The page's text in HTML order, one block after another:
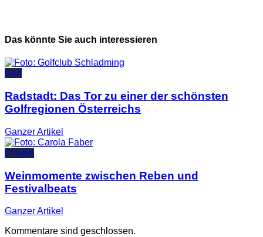
Das könnte Sie auch interessieren
Golf
Radstadt: Das Tor zu einer der schönsten
Golfregionen Österreichs
GanzerArtikel
Foodie
Weinmomente zwischen Reben und
Festivalbeats
GanzerArtikel
Kommentare sind geschlossen.